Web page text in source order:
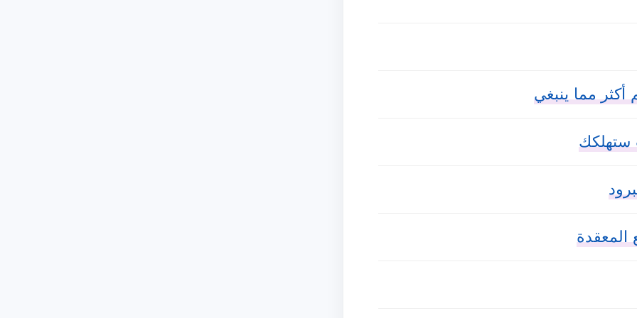
مما ينبغي
ستهلكك